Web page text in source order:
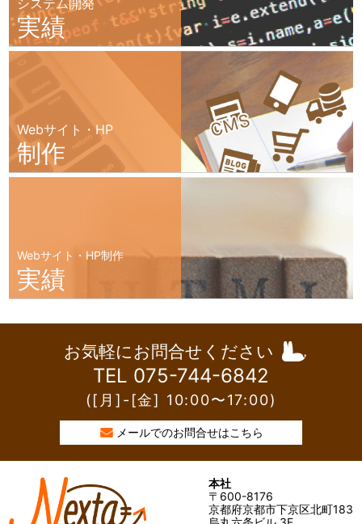
システム開発
実績
Webサイト・HP
制作
Webサイト・HP制作
実績
お気軽にお問合せください
TEL 075-744-6842
([月]-[金] 10:00〜17:00)
メールでのお問合せはこちら
本社
〒600-8176
京都府京都市下京区北町183